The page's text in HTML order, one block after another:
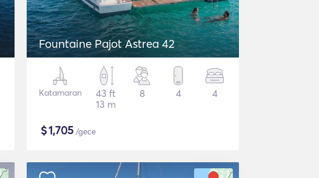
Fountaine Pajot Astrea 42
Katamaran
43 ft
13 m
8 4 4
$1,705 /gece